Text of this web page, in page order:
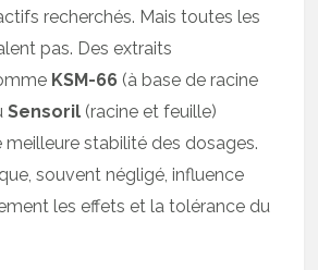
recherchés. Mais toutes les
pas. Des extraits
KSM-66 (à base de racine
Sensoril (racine et feuille)
stabilité des dosages.
souvent négligé, influence
les effets et la tolérance du